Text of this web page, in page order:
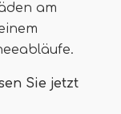
am
Sie jetzt